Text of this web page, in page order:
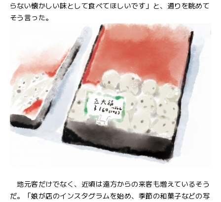
らない懐かしい味として食べてほしいです」と、通りを眺めて
そう言った。
地元客だけでなく、近頃は遠方からの来客も増えているそう
だ。「娘が店のインスタグラムを始め、季節の和菓子などの写